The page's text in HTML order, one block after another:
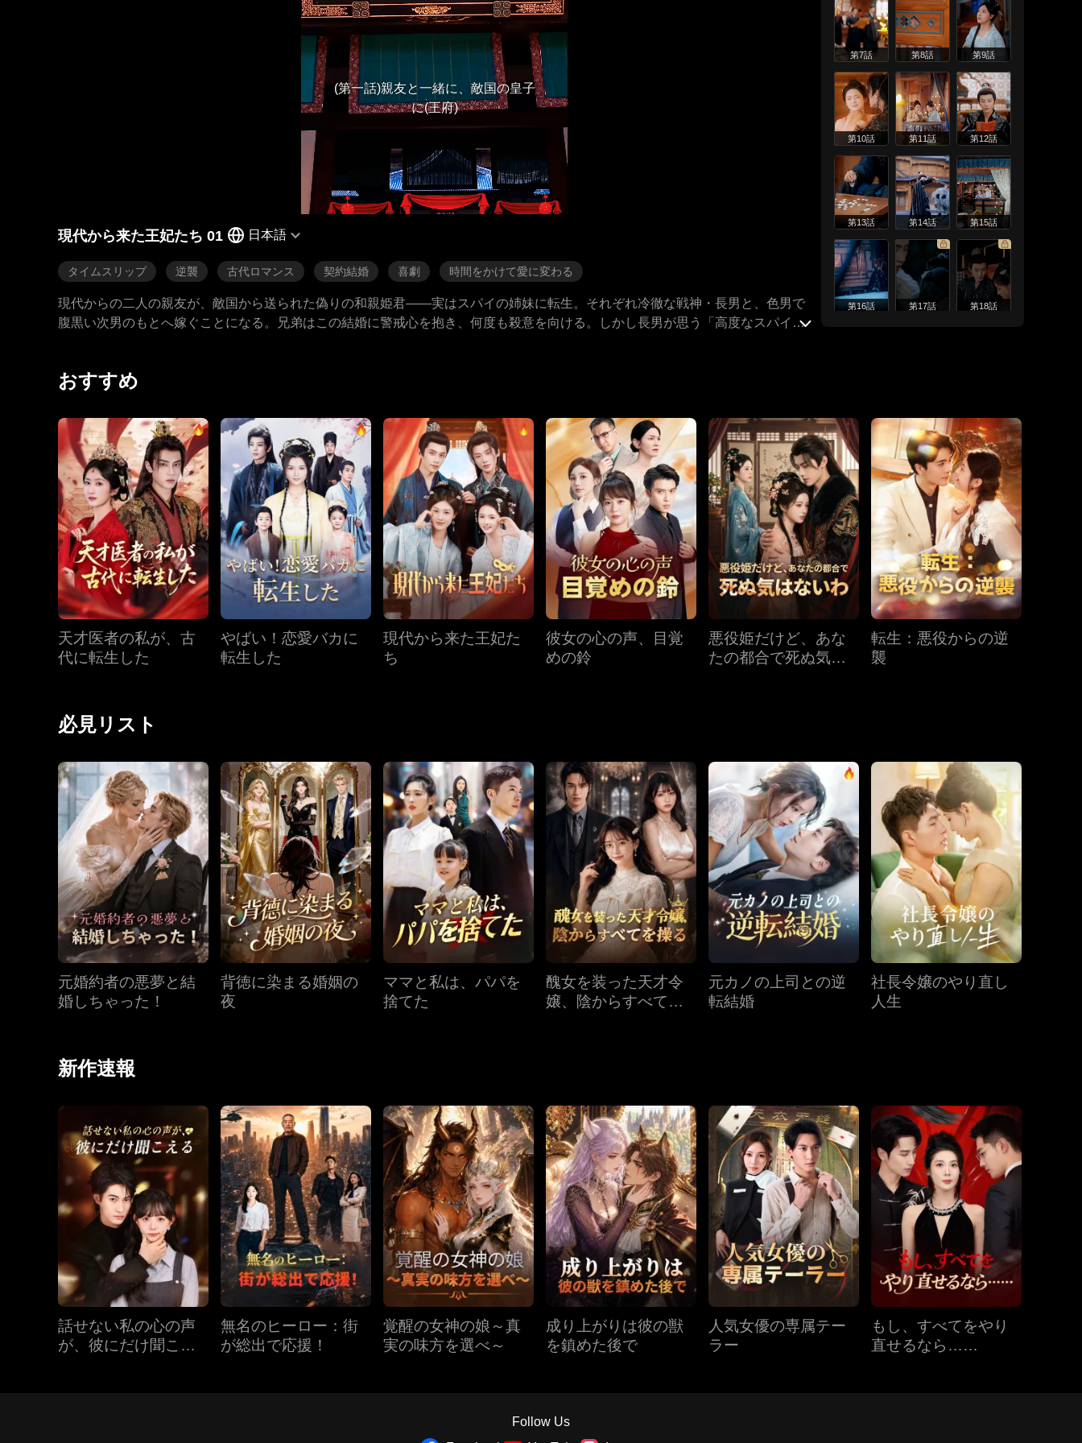
(第一話)親友と一緒に、敵国の皇子
に(王府)
現代から来た王妃たち 01 日本語
タイムスリップ 逆襲 古代ロマンス 契約結婚 喜劇 時間をかけて愛に変わる
現代からの二人の親友が、敵国から送られた偽りの和親姫君――実はスパイの姉妹に転生。それぞれ冷徹な戦神・長男と、色男で
腹黒い次男のもとへ嫁ぐことになる。兄弟はこの結婚に警戒心を抱き、何度も殺意を向ける。しかし長男が思う「高度なスパイ」
んてな。」
第7話 第8話 第9話
第10話 第11話 第12話
第13話 第14話 第15話
第16話 第17話 第18話
第22話 第23話 第24話
第25話 第26話 第27話
第28話 第29話 第30話
第35話 第36話
第37話 第38話 第39話
第40話
おすすめ
天才医者の私が、古
代に転生した
やばい！恋愛バカに
転生した
現代から来た王妃た
ち
彼女の心の声、目覚
めの鈴
悪役姫だけど、あな
たの都合で死ぬ気は
転生：悪役からの逆
襲
必見リスト
元婚約者の悪夢と結
婚しちゃった！
背徳に染まる婚姻の
夜
ママと私は、パパを
捨てた
醜女を装った天才令
嬢、陰からすべてを
元カノの上司との逆
転結婚
社長令嬢のやり直し
人生
新作速報
話せない私の心の声
が、彼にだけ聞こえ
無名のヒーロー：街
が総出で応援！
覚醒の女神の娘～真
実の味方を選べ～
成り上がりは彼の獣
を鎮めた後で
人気女優の専属テー
ラー
もし、すべてをやり
直せるなら……
Follow Us